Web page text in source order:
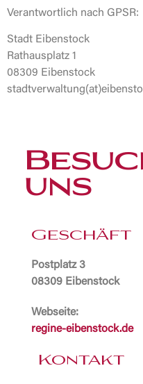
Verantwortlich nach GPSR:
Stadt Eibenstock
Rathausplatz 1
08309 Eibenstock
uns
Geschäft
Postplatz 3
08309 Eibenstock
Webseite:
regine-eibenstock.de
Kontakt